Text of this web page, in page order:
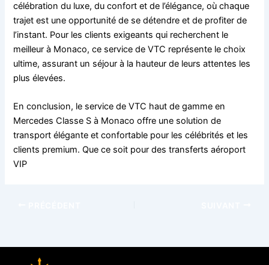
célébration du luxe, du confort et de l’élégance, où chaque
trajet est une opportunité de se détendre et de profiter de
l’instant. Pour les clients exigeants qui recherchent le
meilleur à Monaco, ce service de VTC représente le choix
ultime, assurant un séjour à la hauteur de leurs attentes les
plus élevées.
En conclusion, le service de VTC haut de gamme en
Mercedes Classe S à Monaco offre une solution de
transport élégante et confortable pour les célébrités et les
clients premium. Que ce soit pour des transferts aéroport
VIP